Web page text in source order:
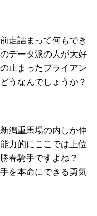
走詰まって何もでき
データ派の人が大好
止まったブライアン
うなんでしょうか？
潟重馬場の内しか伸
力的にここでは上位
春騎手ですよね？
を本命にできる勇気